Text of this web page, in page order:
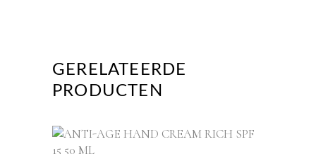
GERELATEERDE
PRODUCTEN